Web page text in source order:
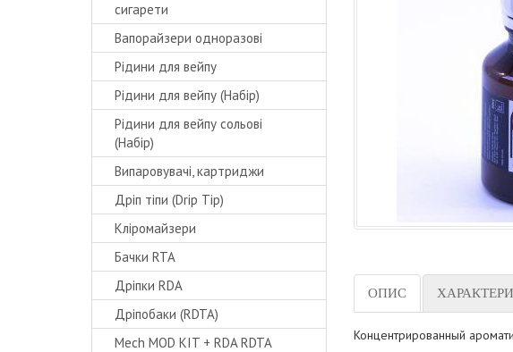
сигарети
Вапорайзери одноразові
Рідини для вейпу
Рідини для вейпу (Набір)
Рідини для вейпу сольові
(Набір)
Випаровувачі, картриджи
Дріп тіпи (Drip Tip)
Кліромайзери
Бачки RTA
Дріпки RDA
Дріпобаки (RDTA)
Mech MOD KIT + RDA RDTA
ОПИС
Концентрированный